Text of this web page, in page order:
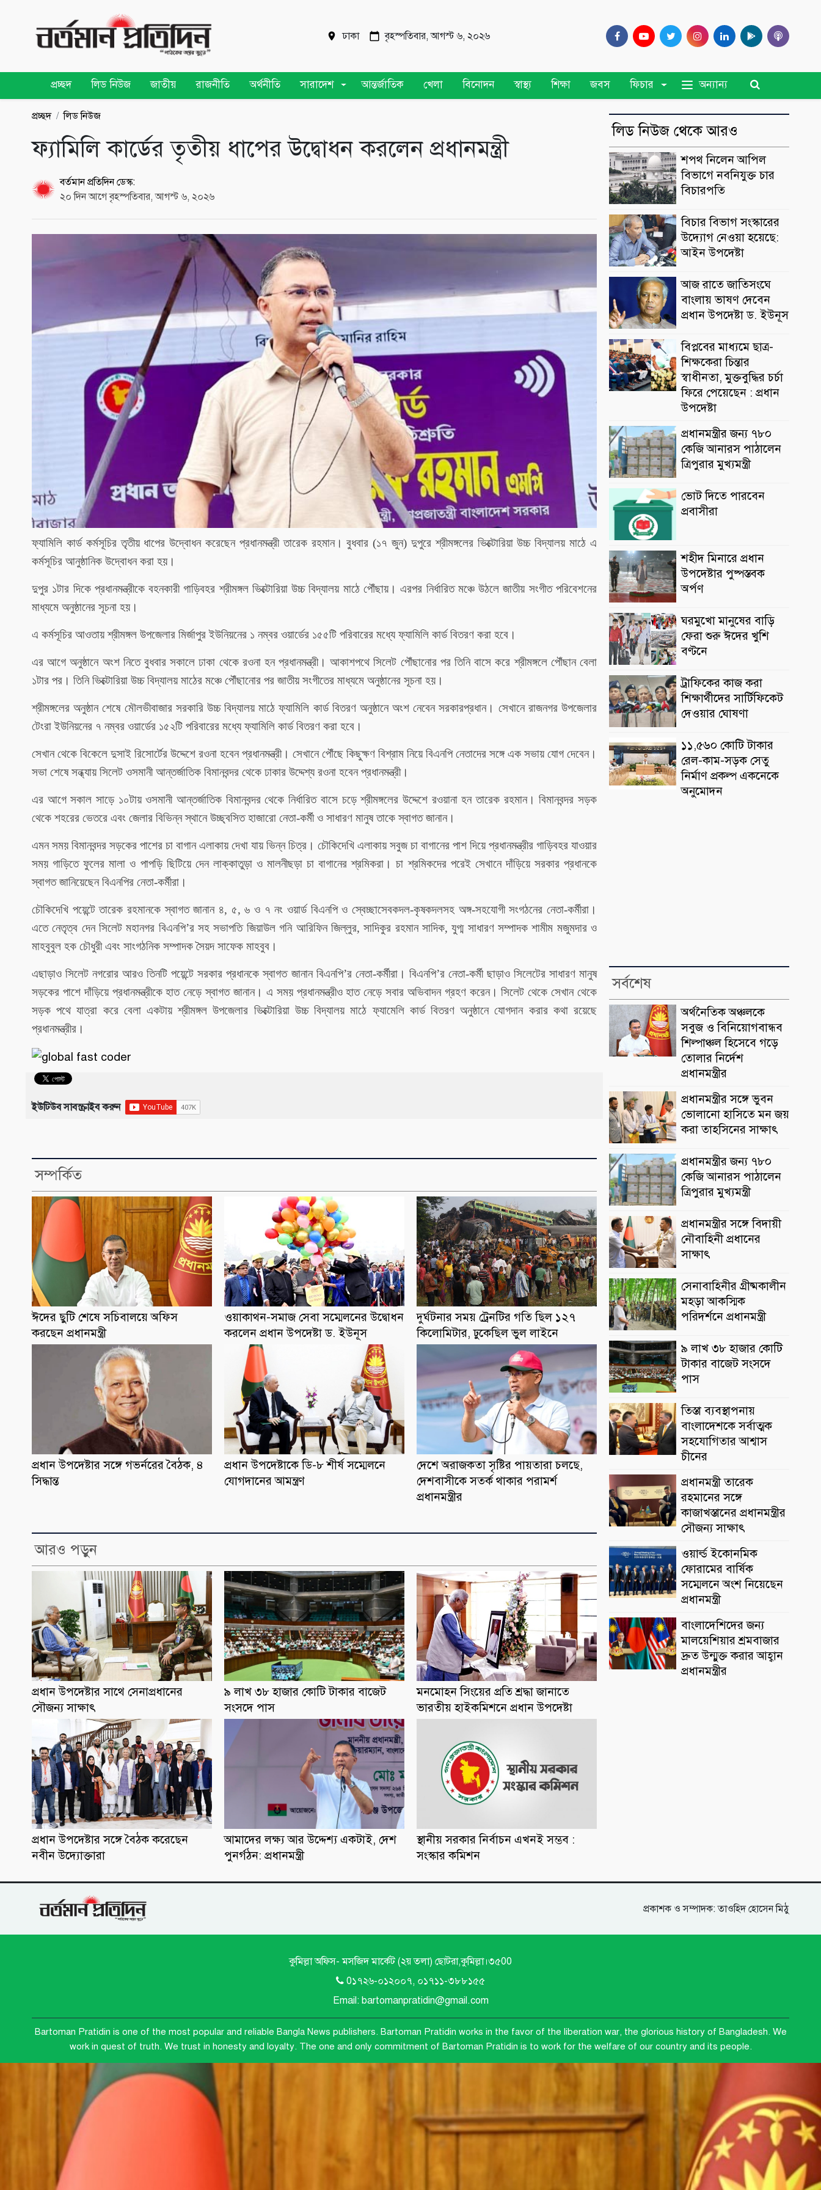
ঢাকা বৃহস্পতিবার, আগস্ট ৬, ২০২৬
প্রচ্ছদ লিড নিউজ জাতীয় রাজনীতি অর্থনীতি সারাদেশ আন্তর্জাতিক খেলা বিনোদন স্বাস্থ্য শিক্ষা জবস ফিচার অন্যান্য
প্রচ্ছদ লিড নিউজ
ফ্যামিলি কার্ডের তৃতীয় ধাপের উদ্বোধন করলেন প্রধানমন্ত্রী
বর্তমান প্রতিদিন ডেস্ক:
২০ দিন আগে বৃহস্পতিবার, আগস্ট ৬, ২০২৬
ফ্যামিলি কার্ড কর্মসূচির তৃতীয় ধাপের উদ্বোধন করেছেন প্রধানমন্ত্রী তারেক রহমান। বুধবার (১৭ জুন) দুপুরে শ্রীমঙ্গলের ভিক্টোরিয়া উচ্চ বিদ্যালয় মাঠে এ
কর্মসূচির আনুষ্ঠানিক উদ্বোধন করা হয়।
দুপুর ১টার দিকে প্রধানমন্ত্রীকে বহনকারী গাড়িবহর শ্রীমঙ্গল ভিক্টোরিয়া উচ্চ বিদ্যালয় মাঠে পৌঁছায়। এরপর নির্ধারিত মঞ্চে উঠলে জাতীয় সংগীত পরিবেশনের
মাধ্যমে অনুষ্ঠানের সূচনা হয়।
এ কর্মসূচির আওতায় শ্রীমঙ্গল উপজেলার মির্জাপুর ইউনিয়নের ১ নম্বর ওয়ার্ডের ১৫৫টি পরিবারের মধ্যে ফ্যামিলি কার্ড বিতরণ করা হবে।
এর আগে অনুষ্ঠানে অংশ নিতে বুধবার সকালে ঢাকা থেকে রওনা হন প্রধানমন্ত্রী। আকাশপথে সিলেট পৌঁছানোর পর তিনি বাসে করে শ্রীমঙ্গলে পৌঁছান বেলা
১টার পর। তিনি ভিক্টোরিয়া উচ্চ বিদ্যালয় মাঠের মঞ্চে পৌঁছানোর পর জাতীয় সংগীতের মাধ্যমে অনুষ্ঠানের সূচনা হয়।
শ্রীমঙ্গলের অনুষ্ঠান শেষে মৌলভীবাজার সরকারি উচ্চ বিদ্যালয় মাঠে ফ্যামিলি কার্ড বিতরণ অনুষ্ঠানে অংশ নেবেন সরকারপ্রধান। সেখানে রাজনগর উপজেলার
টেংরা ইউনিয়নের ৭ নম্বর ওয়ার্ডের ১৫২টি পরিবারের মধ্যে ফ্যামিলি কার্ড বিতরণ করা হবে।
সেখান থেকে বিকেলে দুসাই রিসোর্টের উদ্দেশে রওনা হবেন প্রধানমন্ত্রী। সেখানে পৌঁছে কিছুক্ষণ বিশ্রাম নিয়ে বিএনপি নেতাদের সঙ্গে এক সভায় যোগ দেবেন।
সভা শেষে সন্ধ্যায় সিলেট ওসমানী আন্তর্জাতিক বিমানবন্দর থেকে ঢাকার উদ্দেশ্য রওনা হবেন প্রধানমন্ত্রী।
এর আগে সকাল সাড়ে ১০টায় ওসমানী আন্তর্জাতিক বিমানবন্দর থেকে নির্ধারিত বাসে চড়ে শ্রীমঙ্গলের উদ্দেশে রওয়ানা হন তারেক রহমান। বিমানবন্দর সড়ক
থেকে শহরের ভেতরে এবং জেলার বিভিন্ন স্থানে উচ্ছ্বসিত হাজারো নেতা-কর্মী ও সাধারণ মানুষ তাকে স্বাগত জানান।
এমন সময় বিমানবন্দর সড়কের পাশের চা বাগান এলাকায় দেখা যায় ভিন্ন চিত্র। চৌকিদেখি এলাকায় সবুজ চা বাগানের পাশ দিয়ে প্রধানমন্ত্রীর গাড়িবহর যাওয়ার
সময় গাড়িতে ফুলের মালা ও পাপড়ি ছিটিয়ে দেন লাক্কাতুড়া ও মালনীছড়া চা বাগানের শ্রমিকরা। চা শ্রমিকদের পরেই সেখানে দাঁড়িয়ে সরকার প্রধানকে
স্বাগত জানিয়েছেন বিএনপির নেতা-কর্মীরা।
চৌকিদেখি পয়েন্টে তারেক রহমানকে স্বাগত জানান ৪, ৫, ৬ ও ৭ নং ওয়ার্ড বিএনপি ও স্বেচ্ছাসেবকদল-কৃষকদলসহ অঙ্গ-সহযোগী সংগঠনের নেতা-কর্মীরা।
এতে নেতৃত্ব দেন সিলেট মহানগর বিএনপি’র সহ সভাপতি জিয়াউল গনি আরিফিন জিল্লুর, সাদিকুর রহমান সাদিক, যুগ্ম সাধারণ সম্পাদক শামীম মজুমদার ও
মাহবুবুল হক চৌধুরী এবং সাংগঠনিক সম্পাদক সৈয়দ সাফেক মাহবুব।
এছাড়াও সিলেট নগরোর আরও তিনটি পয়েন্টে সরকার প্রধানকে স্বাগত জানান বিএনপি’র নেতা-কর্মীরা। বিএনপি’র নেতা-কর্মী ছাড়াও সিলেটের সাধারণ মানুষ
সড়কের পাশে দাঁড়িয়ে প্রধানমন্ত্রীকে হাত নেড়ে স্বাগত জানান। এ সময় প্রধানমন্ত্রীও হাত নেড়ে সবার অভিবাদন গ্রহণ করেন। সিলেট থেকে সেখান থেকে
সড়ক পথে যাত্রা করে বেলা একটায় শ্রীমঙ্গল উপজেলার ভিক্টোরিয়া উচ্চ বিদ্যালয় মাঠে ফ্যামেলি কার্ড বিতরণ অনুষ্ঠানে যোগদান করার কথা রয়েছে
প্রধানমন্ত্রীর।
ইউটিউব সাবস্ক্রাইব করুন
সম্পর্কিত
ঈদের ছুটি শেষে সচিবালয়ে অফিস
করছেন প্রধানমন্ত্রী
ওয়াকাথন-সমাজ সেবা সম্মেলনের উদ্বোধন
করলেন প্রধান উপদেষ্টা ড. ইউনূস
দুর্ঘটনার সময় ট্রেনটির গতি ছিল ১২৭
কিলোমিটার, ঢুকেছিল ভুল লাইনে
প্রধান উপদেষ্টার সঙ্গে গভর্নরের বৈঠক, ৪
সিদ্ধান্ত
প্রধান উপদেষ্টাকে ডি-৮ শীর্ষ সম্মেলনে
যোগদানের আমন্ত্রণ
দেশে অরাজকতা সৃষ্টির পায়তারা চলছে,
দেশবাসীকে সতর্ক থাকার পরামর্শ
প্রধানমন্ত্রীর
আরও পড়ুন
প্রধান উপদেষ্টার সাথে সেনাপ্রধানের
সৌজন্য সাক্ষাৎ
৯ লাখ ৩৮ হাজার কোটি টাকার বাজেট
সংসদে পাস
মনমোহন সিংয়ের প্রতি শ্রদ্ধা জানাতে
ভারতীয় হাইকমিশনে প্রধান উপদেষ্টা
প্রধান উপদেষ্টার সঙ্গে বৈঠক করেছেন
নবীন উদ্যোক্তারা
আমাদের লক্ষ্য আর উদ্দেশ্য একটাই, দেশ
পুনর্গঠন: প্রধানমন্ত্রী
স্থানীয় সরকার নির্বাচন এখনই সম্ভব :
সংস্কার কমিশন
লিড নিউজ থেকে আরও
শপথ নিলেন আপিল
বিভাগে নবনিযুক্ত চার
বিচারপতি
বিচার বিভাগ সংস্কারের
উদ্যোগ নেওয়া হয়েছে:
আইন উপদেষ্টা
আজ রাতে জাতিসংঘে
বাংলায় ভাষণ দেবেন
প্রধান উপদেষ্টা ড. ইউনূস
বিপ্লবের মাধ্যমে ছাত্র-
শিক্ষকেরা চিন্তার
স্বাধীনতা, মুক্তবুদ্ধির চর্চা
ফিরে পেয়েছেন : প্রধান
উপদেষ্টা
প্রধানমন্ত্রীর জন্য ৭৮০
কেজি আনারস পাঠালেন
ত্রিপুরার মুখ্যমন্ত্রী
ভোট দিতে পারবেন
প্রবাসীরা
শহীদ মিনারে প্রধান
উপদেষ্টার পুষ্পস্তবক
অর্পণ
ঘরমুখো মানুষের বাড়ি
ফেরা শুরু ঈদের খুশি
বণ্টনে
ট্রাফিকের কাজ করা
শিক্ষার্থীদের সার্টিফিকেট
দেওয়ার ঘোষণা
১১,৫৬০ কোটি টাকার
রেল-কাম-সড়ক সেতু
নির্মাণ প্রকল্প একনেকে
অনুমোদন
সর্বশেষ
অর্থনৈতিক অঞ্চলকে
সবুজ ও বিনিয়োগবান্ধব
শিল্পাঞ্চল হিসেবে গড়ে
তোলার নির্দেশ
প্রধানমন্ত্রীর
প্রধানমন্ত্রীর সঙ্গে ভুবন
ভোলানো হাসিতে মন জয়
করা তাহসিনের সাক্ষাৎ
প্রধানমন্ত্রীর জন্য ৭৮০
কেজি আনারস পাঠালেন
ত্রিপুরার মুখ্যমন্ত্রী
প্রধানমন্ত্রীর সঙ্গে বিদায়ী
নৌবাহিনী প্রধানের
সাক্ষাৎ
সেনাবাহিনীর গ্রীষ্মকালীন
মহড়া আকস্মিক
পরিদর্শনে প্রধানমন্ত্রী
৯ লাখ ৩৮ হাজার কোটি
টাকার বাজেট সংসদে
পাস
তিস্তা ব্যবস্থাপনায়
বাংলাদেশকে সর্বাত্মক
সহযোগিতার আশ্বাস
চীনের
প্রধানমন্ত্রী তারেক
রহমানের সঙ্গে
কাজাখস্তানের প্রধানমন্ত্রীর
সৌজন্য সাক্ষাৎ
ওয়ার্ল্ড ইকোনমিক
ফোরামের বার্ষিক
সম্মেলনে অংশ নিয়েছেন
প্রধানমন্ত্রী
বাংলাদেশিদের জন্য
মালয়েশিয়ার শ্রমবাজার
দ্রুত উন্মুক্ত করার আহ্বান
প্রধানমন্ত্রীর
প্রকাশক ও সম্পাদক: তাওহিদ হোসেন মিঠু
কুমিল্লা অফিস- মসজিদ মার্কেট (২য় তলা) ছোটরা,কুমিল্লা।৩৫00
0১৭২৬-০১২০০৭, ০১৭১১-৩৮৮১৫৫
Email: bartomanpratidin@gmail.com
Bartoman Pratidin is one of the most popular and reliable Bangla News publishers. Bartoman Pratidin works in the favor of the liberation war, the glorious history of Bangladesh. We
work in quest of truth. We trust in honesty and loyalty. The one and only commitment of Bartoman Pratidin is to work for the welfare of our country and its people.